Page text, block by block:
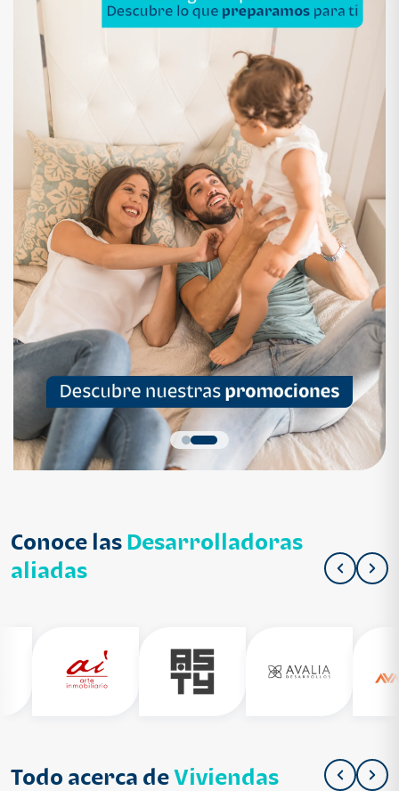
Conoce las Desarrolladoras
aliadas
Todo acerca deViviendas